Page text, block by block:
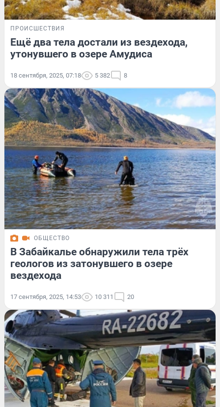
ПРОИСШЕСТВИЯ
Ещё два тела достали из вездехода,
утонувшего в озере Амудиса
18 сентября, 2025, 07:18 5 382 8
ОБЩЕСТВО
В Забайкалье обнаружили тела трёх
геологов из затонувшего в озере
вездехода
17 сентября, 2025, 14:53 10 311 20